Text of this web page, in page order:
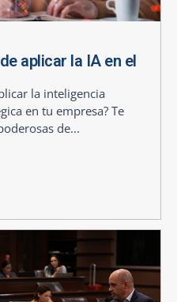
aplicar la IA en el
la inteligencia
en tu empresa? Te
de...